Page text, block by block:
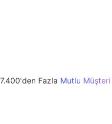
7.400'den Fazla Mutlu Müşteri